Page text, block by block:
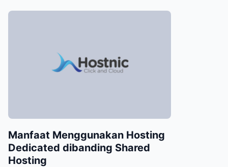
Manfaat Menggunakan Hosting
Dedicated dibanding Shared
Hosting